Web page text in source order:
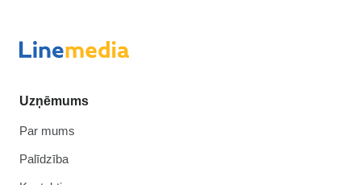
Uzņēmums
Par mums
Palīdzība